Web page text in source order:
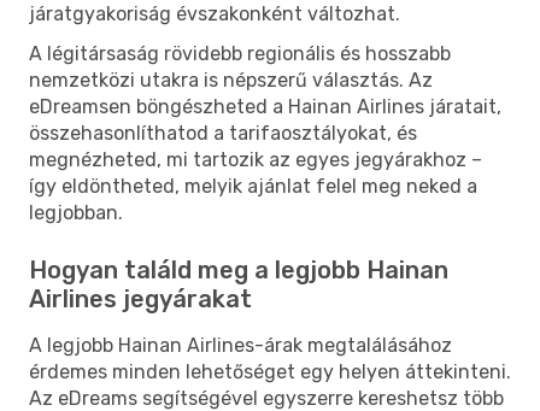
járatgyakoriság évszakonként változhat.
A légitársaság rövidebb regionális és hosszabb
nemzetközi utakra is népszerű választás. Az
eDreamsen böngészheted a Hainan Airlines járatait,
összehasonlíthatod a tarifaosztályokat, és
megnézheted, mi tartozik az egyes jegyárakhoz –
így eldöntheted, melyik ajánlat felel meg neked a
legjobban.
Hogyan találd meg a legjobb Hainan
Airlines jegyárakat
A legjobb Hainan Airlines-árak megtalálásához
érdemes minden lehetőséget egy helyen áttekinteni.
Az eDreams segítségével egyszerre kereshetsz több